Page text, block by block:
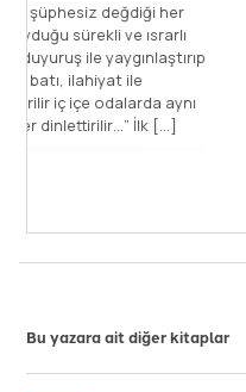
“Cahit Koytak şiirinin
şeyi şiir olarak
inançtır. Söz ile
yayma, buluş ile
mitoloji, pervasızca
sedirlere oturtulur
Bu yazara ait diğer kitaplar